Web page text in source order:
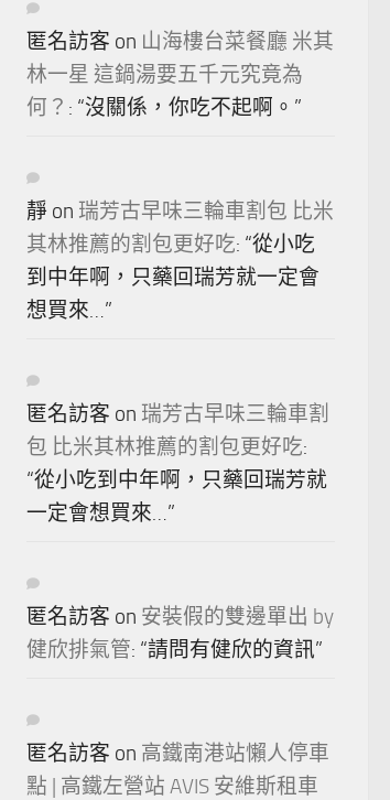
匿名訪客 on 山海樓台菜餐廳 米其
林一星 這鍋湯要五千元究竟為
何？ : “沒關係，你吃不起啊。 ”
靜 on 瑞芳古早味三輪車割包 比米
其林推薦的割包更好吃: “從小吃
到中年啊，只藥回瑞芳就一定會
想買來…”
匿名訪客 on 瑞芳古早味三輪車割
包 比米其林推薦的割包更好吃:
“從小吃到中年啊，只藥回瑞芳就
一定會想買來…”
匿名訪客 on 安裝假的雙邊單出 by
健欣排氣管: “請問有健欣的資訊”
匿名訪客 on 高鐵南港站懶人停車
點 | 高鐵左營站 AVIS 安維斯租車